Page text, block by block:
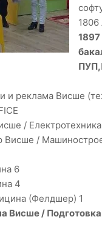
и реклама Висше
/
Висше /
6
4
(Фелдшер) 1
Висше /